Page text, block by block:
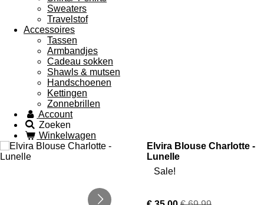
Sweaters
Travelstof
Accessoires
Tassen
Armbandjes
Cadeau sokken
Shawls & mutsen
Handschoenen
Kettingen
Zonnebrillen
Account
Zoeken
Winkelwagen
Elvira Blouse Charlotte -
Lunelle
Sale!